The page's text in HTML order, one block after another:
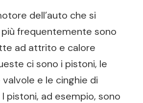
dell’auto che si
frequentemente sono
ad attrito e calore
ci sono i pistoni, le
valvole e le cinghie di
pistoni, ad esempio, sono